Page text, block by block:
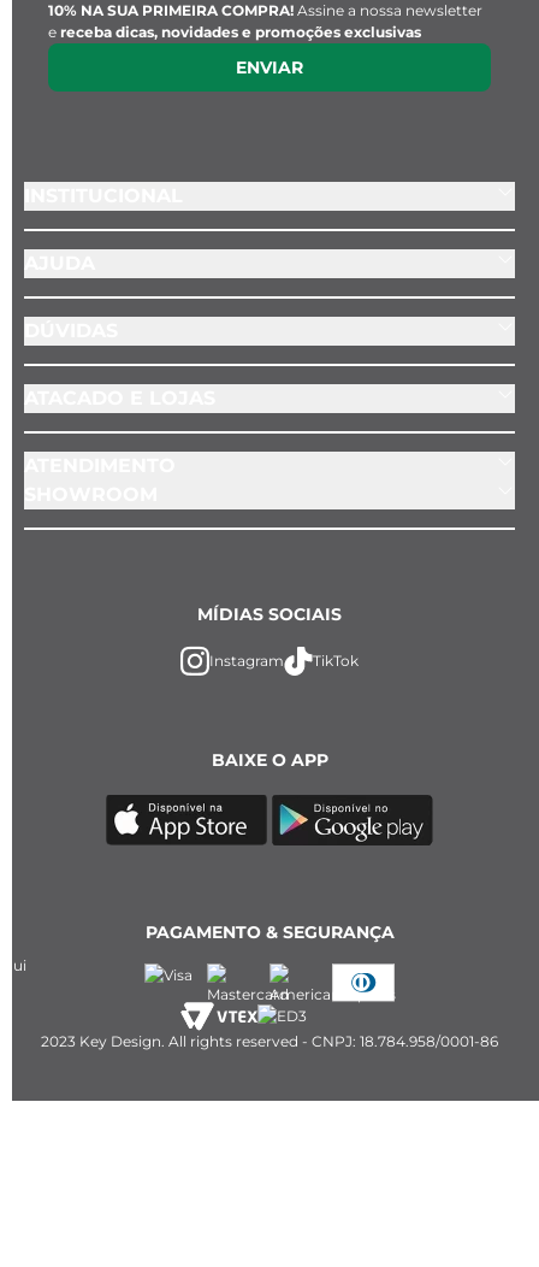
10% NA SUA PRIMEIRA COMPRA! Assine a nossa newsletter
e receba dicas, novidades e promoções exclusivas
ENVIAR
BAIXE O APP
MÍDIAS SOCIAIS
Instagram TikTok
PAGAMENTO & SEGURANÇA
2023 Key Design. All rights reserved - CNPJ: 18.784.958/0001-86